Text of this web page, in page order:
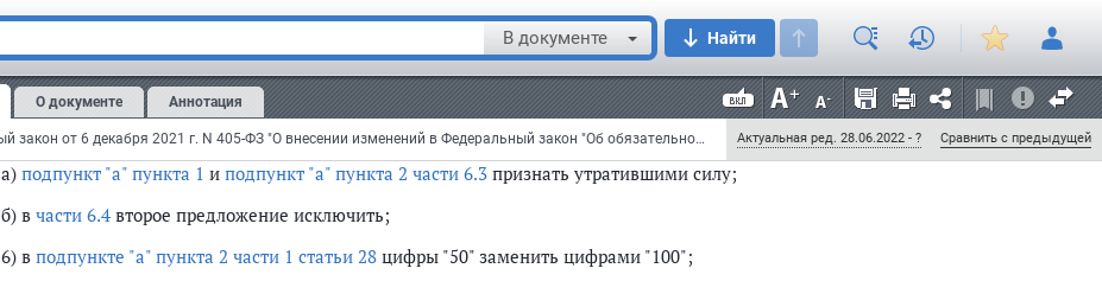
В документе Найти
О документе Аннотация
Федеральный закон от 6 декабря 2021 г. N 405-ФЗ "О внесении изменений в Федеральный закон "Об обязательном медицинском страховании в Российской Федерации" и статью 13.2 Федерального закона "Об актах гражданского состояния" (с изменениями и дополнениями) Актуальная ред. 28.06.2022 - ? Сравнить с предыдущей
слова "Налоговые органы представляют" заменить словами "Федеральный орган
исполнительной власти, уполномоченный по контролю и надзору в области налогов и сборов, представляет", слова
"территориальные фонды" заменить словами "Федеральный фонд";
5) встатье 26:
а) подпункт "а" пункта 1 и подпункт "а" пункта 2 части 6.3 признать утратившими силу;
б) в части 6.4 второе предложение исключить;
6) в подпункте "а" пункта 2 части 1 статьи 28 цифры "50" заменить цифрами "100";